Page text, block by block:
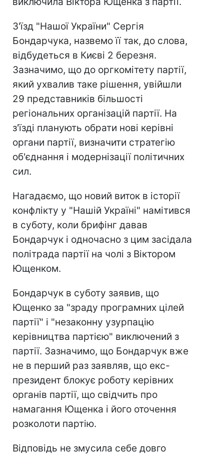
З'їзд "Нашої України" Сергія
Бондарчука, назвемо її так, до слова,
відбудеться в Києві 2 березня.
Зазначимо, що до оргкомітету партії,
який ухвалив таке рішення, увійшли
29 представників більшості
регіональних організацій партії. На
з'їзді планують обрати нові керівні
органи партії, визначити стратегію
об'єднання і модернізації політичних
сил.
Нагадаємо, що новий виток в історії
конфлікту у "Нашій Україні" намітився
в суботу, коли брифінг давав
Бондарчук і одночасно з цим засідала
політрада партії на чолі з Віктором
Ющенком.
Бондарчук в суботу заявив, що
Ющенко за "зраду програмних цілей
партії" і "незаконну узурпацію
керівництва партією" виключений з
партії. Зазначимо, що Бондарчук вже
не в перший раз заявляв, що екс-
президент блокує роботу керівних
органів партії, що свідчить про
намагання Ющенка і його оточення
розколоти партію.
Відповідь не змусила себе довго